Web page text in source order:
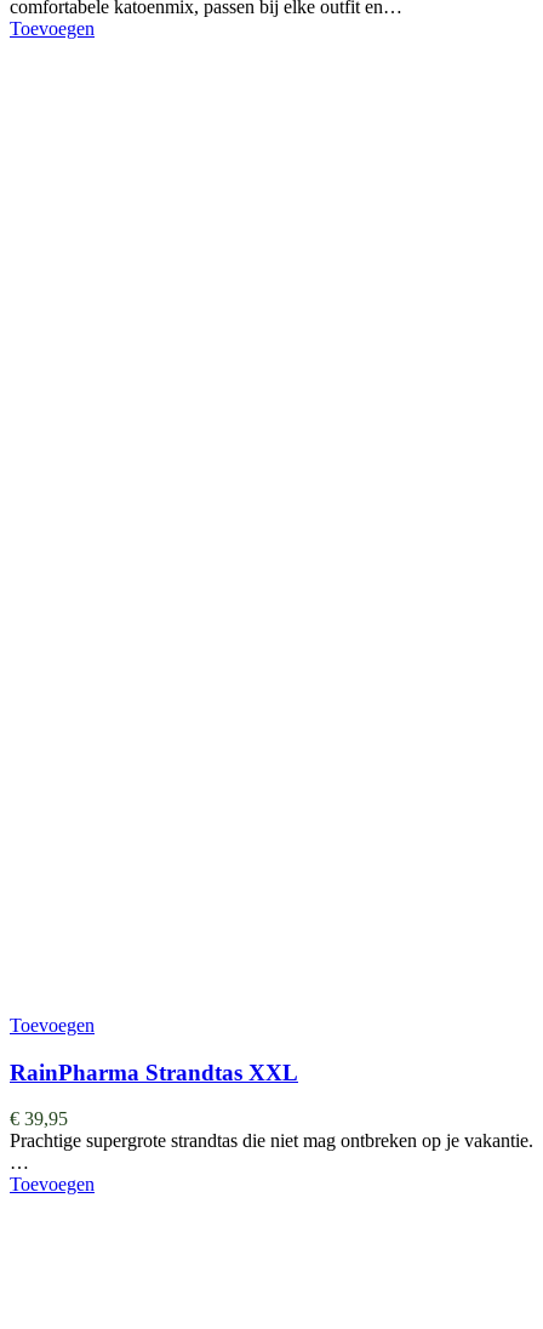
comfortabele katoenmix, passen bij elke outfit en…
Toevoegen
Toevoegen
RainPharma Strandtas XXL
€ 39,95
Prachtige supergrote strandtas die niet mag ontbreken op je vakantie.
…
Toevoegen